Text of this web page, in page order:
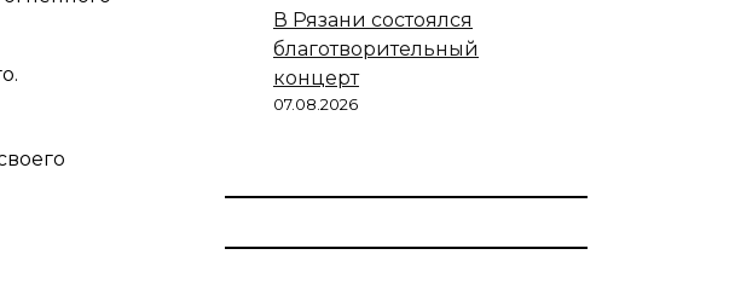
В Рязани состоялся
благотворительный
концерт
07.08.2026